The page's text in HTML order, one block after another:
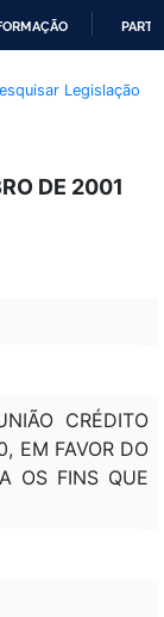
Legislação
DE 2001
CRÉDITO
EM FAVOR DO
OS FINS QUE